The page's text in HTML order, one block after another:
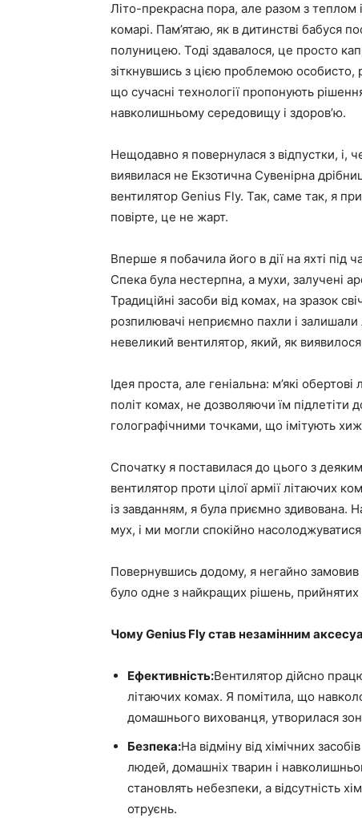
Літо-прекрасна пора, але разом з теплом
комарі. Пам’ятаю, як в дитинстві бабуся
полуницею. Тоді здавалося, це просто
зіткнувшись з цією проблемою особисто,
що сучасні технології пропонують
навколишньому середовищу і здоров’ю.
Нещодавно я повернулася з відпустки, і,
виявилася не Екзотична Сувенірна
вентилятор Genius Fly. Так, саме так, я
повірте, це не жарт.
Вперше я побачила його в дії на яхті під
Спека була нестерпна, а мухи, залучені
Традиційні засоби від комах, на зразок
розпилювачі неприємно пахли і залишали
невеликий вентилятор, який, як
Ідея проста, але геніальна: м’які
політ комах, не дозволяючи їм
голографічними точками, що імітують
Спочатку я поставилася до цього з
вентилятор проти цілої армії літаючих
із завданням, я була приємно здивована.
мух, і ми могли спокійно
Повернувшись додому, я негайно замовив
було одне з найкращих рішень, прийнятих
Чому Genius Fly став незамінним
Ефективність:Вентилятор дійсно
літаючих комах. Я помітила, що
домашнього вихованця, утворилася
Безпека:На відміну від хімічних
людей, домашніх тварин і
становлять небезпеки, а відсутність
отруєнь.